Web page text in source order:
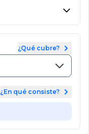
¿Qué cubre?
¿En qué consiste?